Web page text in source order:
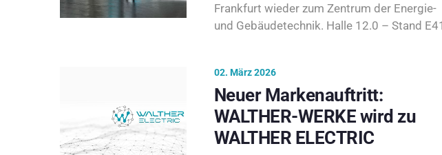
Frankfurt wieder zum Zentrum der Energie-
und Gebäudetechnik. Halle 12.0 – Stand E41
02. März 2026
Neuer Markenauftritt:
WALTHER-WERKE wird zu
WALTHER ELECTRIC